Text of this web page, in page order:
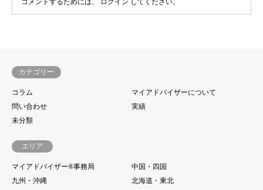
コメントするためには、 ログイン してください。
カテゴリー
コラム
マイアドバイザーについて
問い合わせ
実績
未分類
エリア
マイアドバイザー®事務局
中国・四国
九州・沖縄
北海道・東北